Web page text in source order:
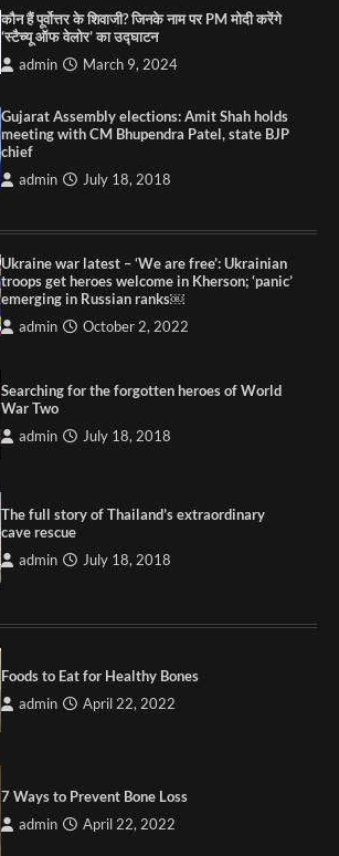
कौन हैं पूर्वोत्तर के शिवाजी? जिनके नाम पर PM मोदी करेंगे
‘स्टैच्यू ऑफ वेलोर’ का उद्घाटन
admin March 9, 2024
Gujarat Assembly elections: Amit Shah holds
meeting with CM Bhupendra Patel, state BJP
chief
admin July 18, 2018
Ukraine war latest – ‘We are free’: Ukrainian
troops get heroes welcome in Kherson; ‘panic’
emerging in Russian ranks￼
admin October 2, 2022
Searching for the forgotten heroes of World
War Two
admin July 18, 2018
The full story of Thailand’s extraordinary
cave rescue
admin July 18, 2018
Foods to Eat for Healthy Bones
admin April 22, 2022
7 Ways to Prevent Bone Loss
admin April 22, 2022